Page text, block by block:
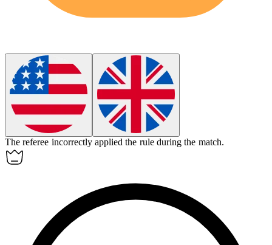
The referee incorrectly applied the rule during the match.